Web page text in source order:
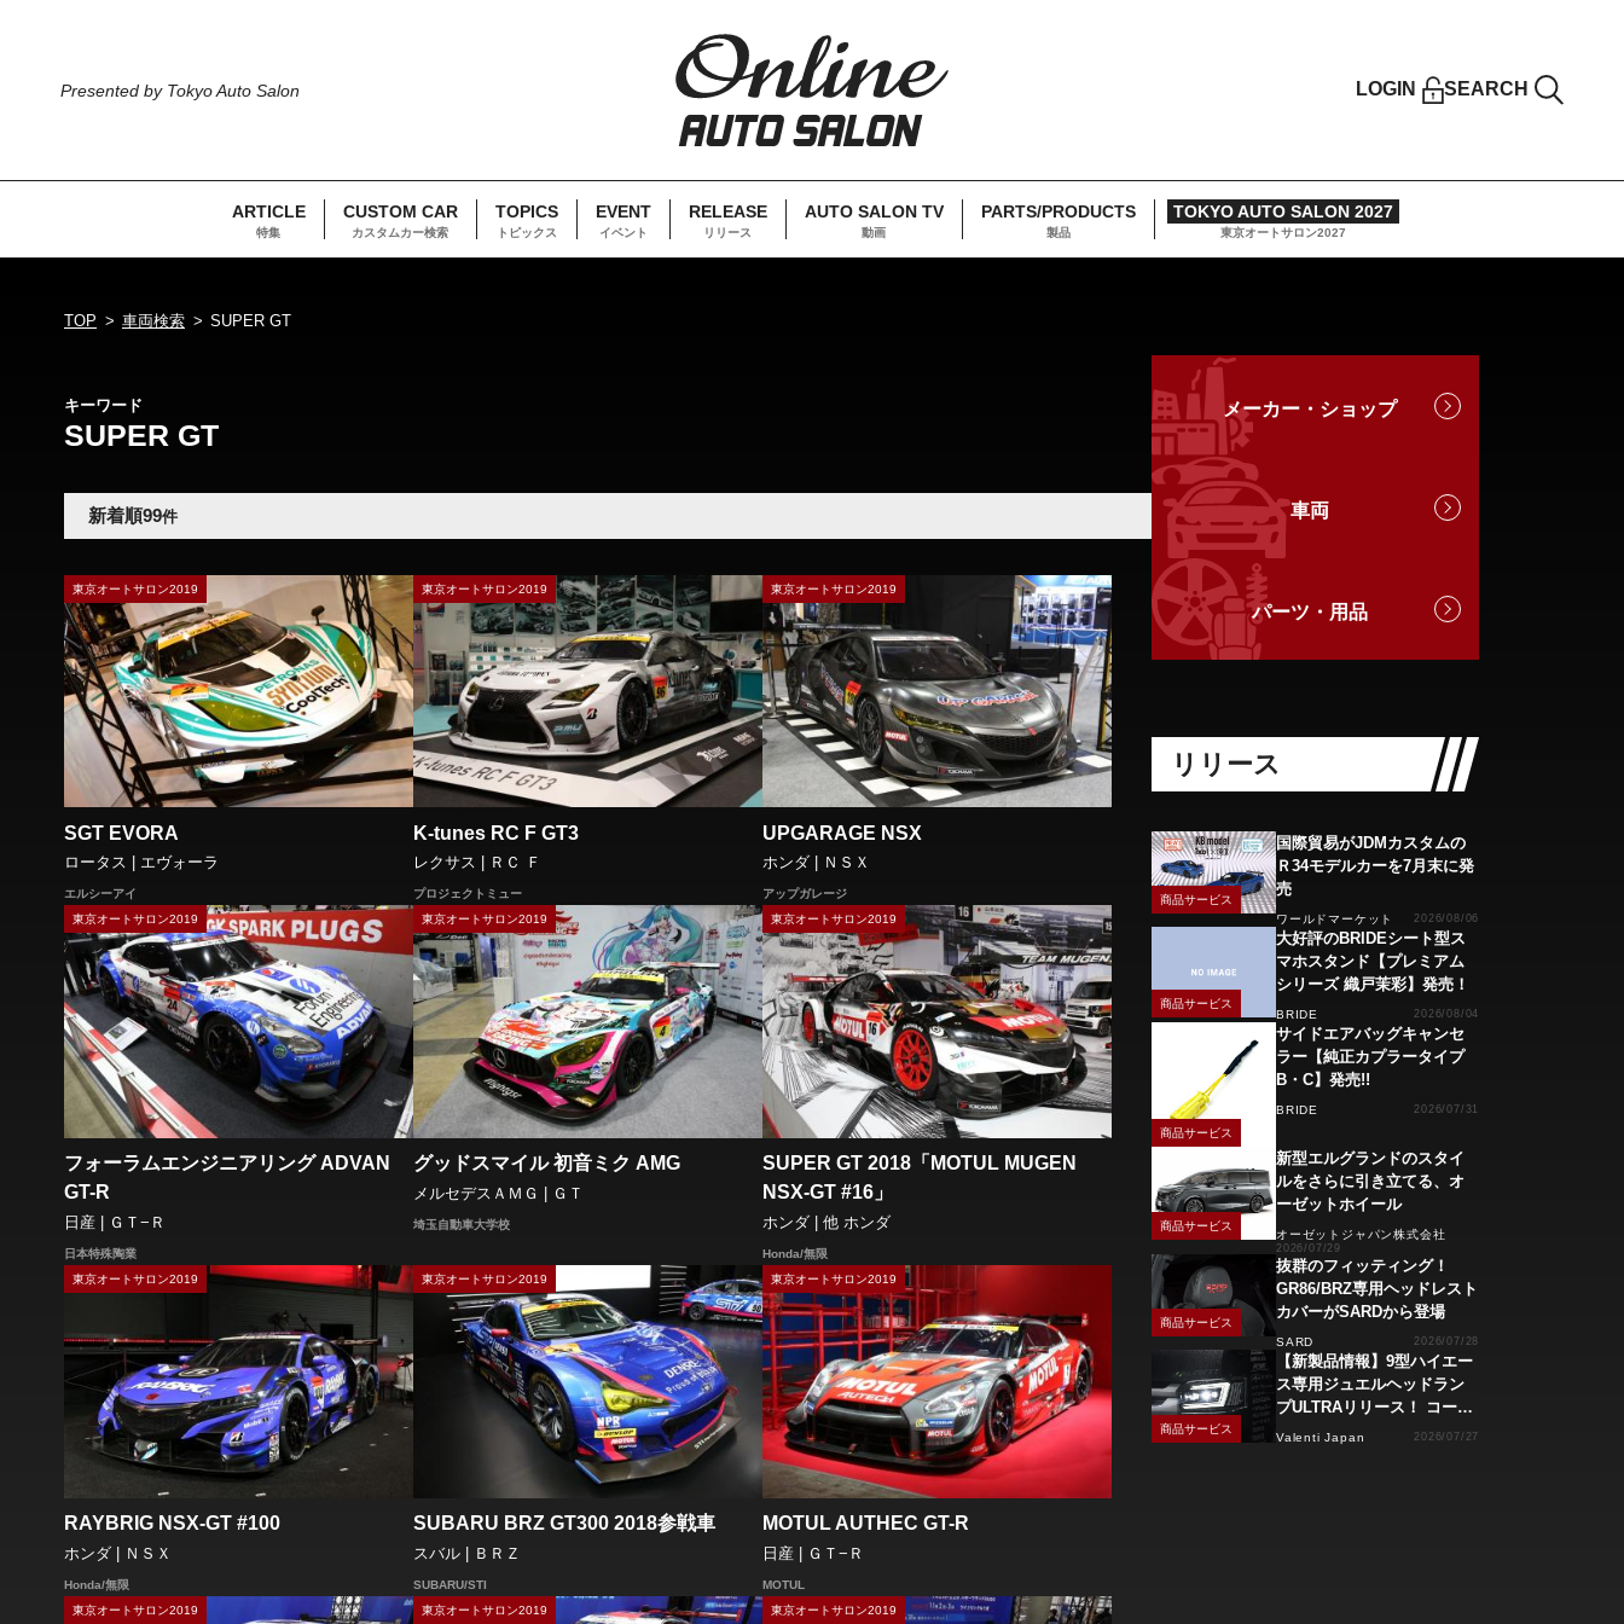
Presented by Tokyo Auto Salon LOGIN SEARCH
ARTICLE
特集
CUSTOM CAR
カスタムカー検索
TOPICS
トピックス
EVENT
イベント
RELEASE
リリース
AUTO SALON TV
動画
PARTS/PRODUCTS
製品
TOKYO AUTO SALON 2027
東京オートサロン2027
TOP 車両検索 SUPER GT
キーワード
SUPER GT
新着順99件
東京オートサロン2019
SGT EVORA
ロータス | エヴォーラ
エルシーアイ
東京オートサロン2019
K-tunes RC F GT3
レクサス | ＲＣ Ｆ
プロジェクトミュー
東京オートサロン2019
UPGARAGE NSX
ホンダ | ＮＳＸ
アップガレージ
東京オートサロン2019
フォーラムエンジニアリング ADVAN
GT-R
日産 | ＧＴ−Ｒ
日本特殊陶業
東京オートサロン2019
グッドスマイル 初音ミク AMG
メルセデスＡＭＧ | ＧＴ
埼玉自動車大学校
東京オートサロン2019
SUPER GT 2018「MOTUL MUGEN
NSX-GT #16」
ホンダ | 他 ホンダ
Honda/無限
東京オートサロン2019
RAYBRIG NSX-GT #100
ホンダ | ＮＳＸ
Honda/無限
東京オートサロン2019
SUBARU BRZ GT300 2018参戦車
スバル | ＢＲＺ
SUBARU/STI
東京オートサロン2019
MOTUL AUTHEC GT-R
日産 | ＧＴ−Ｒ
MOTUL
東京オートサロン2019
東京オートサロン2019 東京オートサロン2019
メーカー・ショップ
車両
パーツ・用品
リリース
商品サービス
国際貿易がJDMカスタムの
Ｒ34モデルカーを7月末に発
売
ワールドマーケット 2026/08/06
商品サービス
大好評のBRIDEシート型ス
マホスタンド【プレミアム
シリーズ 織戸茉彩】発売！
BRIDE 2026/08/04
商品サービス
サイドエアバッグキャンセ
ラー【純正カプラータイプ
B・C】発売!!
BRIDE 2026/07/31
商品サービス
新型エルグランドのスタイ
ルをさらに引き立てる、オ
ーゼットホイール
オーゼットジャパン株式会社
2026/07/29
商品サービス
抜群のフィッティング！
GR86/BRZ専用ヘッドレスト
カバーがSARDから登場
SARD 2026/07/28
商品サービス
【新製品情報】9型ハイエー
ス専用ジュエルヘッドラン
プULTRAリリース！ コーナ
ーリングランプ、キーレス
Valenti Japan 2026/07/27